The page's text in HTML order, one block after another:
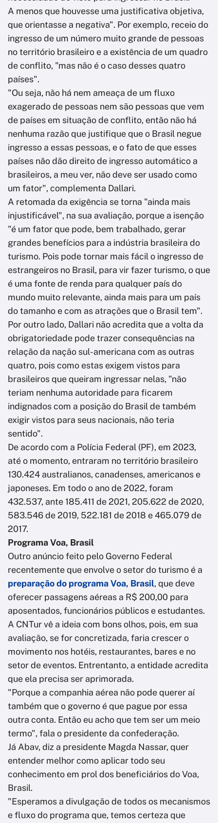
A menos que houvesse uma justificativa objetiva,
que orientasse a negativa". Por exemplo, receio do
ingresso de um número muito grande de pessoas
no território brasileiro e a existência de um quadro
de conflito, "mas não é o caso desses quatro
países".
"Ou seja, não há nem ameaça de um fluxo
exagerado de pessoas nem são pessoas que vem
de países em situação de conflito, então não há
nenhuma razão que justifique que o Brasil negue
ingresso a essas pessoas, e o fato de que esses
países não dão direito de ingresso automático a
brasileiros, a meu ver, não deve ser usado como
um fator", complementa Dallari.
A retomada da exigência se torna "ainda mais
injustificável", na sua avaliação, porque a isenção
"é um fator que pode, bem trabalhado, gerar
grandes benefícios para a indústria brasileira do
turismo. Pois pode tornar mais fácil o ingresso de
estrangeiros no Brasil, para vir fazer turismo, o que
é uma fonte de renda para qualquer país do
mundo muito relevante, ainda mais para um país
do tamanho e com as atrações que o Brasil tem".
Por outro lado, Dallari não acredita que a volta da
obrigatoriedade pode trazer consequências na
relação da nação sul-americana com as outras
quatro, pois como estas exigem vistos para
brasileiros que queiram ingressar nelas, "não
teriam nenhuma autoridade para ficarem
indignados com a posição do Brasil de também
exigir vistos para seus nacionais, não teria
sentido".
De acordo com a Polícia Federal (PF), em 2023,
até o momento, entraram no território brasileiro
130.424 australianos, canadenses, americanos e
japoneses. Em todo o ano de 2022, foram
432.537, ante 185.411 de 2021, 205.622 de 2020,
583.546 de 2019, 522.181 de 2018 e 465.079 de
2017.
Programa Voa, Brasil
Outro anúncio feito pelo Governo Federal
recentemente que envolve o setor do turismo é a
preparação do programa Voa, Brasil, que deve
oferecer passagens aéreas a R$ 200,00 para
aposentados, funcionários públicos e estudantes.
A CNTur vê a ideia com bons olhos, pois, em sua
avaliação, se for concretizada, faria crescer o
movimento nos hotéis, restaurantes, bares e no
setor de eventos. Entrentanto, a entidade acredita
que ela precisa ser aprimorada.
"Porque a companhia aérea não pode querer aí
também que o governo é que pague por essa
outra conta. Então eu acho que tem ser um meio
termo", fala o presidente da confederação.
Já Abav, diz a presidente Magda Nassar, quer
entender melhor como aplicar todo seu
conhecimento em prol dos beneficiários do Voa,
Brasil.
"Esperamos a divulgação de todos os mecanismos
e fluxo do programa que, temos certeza que